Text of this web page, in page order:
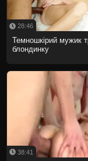
28:46
Темношкірий мужик
блондинку
38:41